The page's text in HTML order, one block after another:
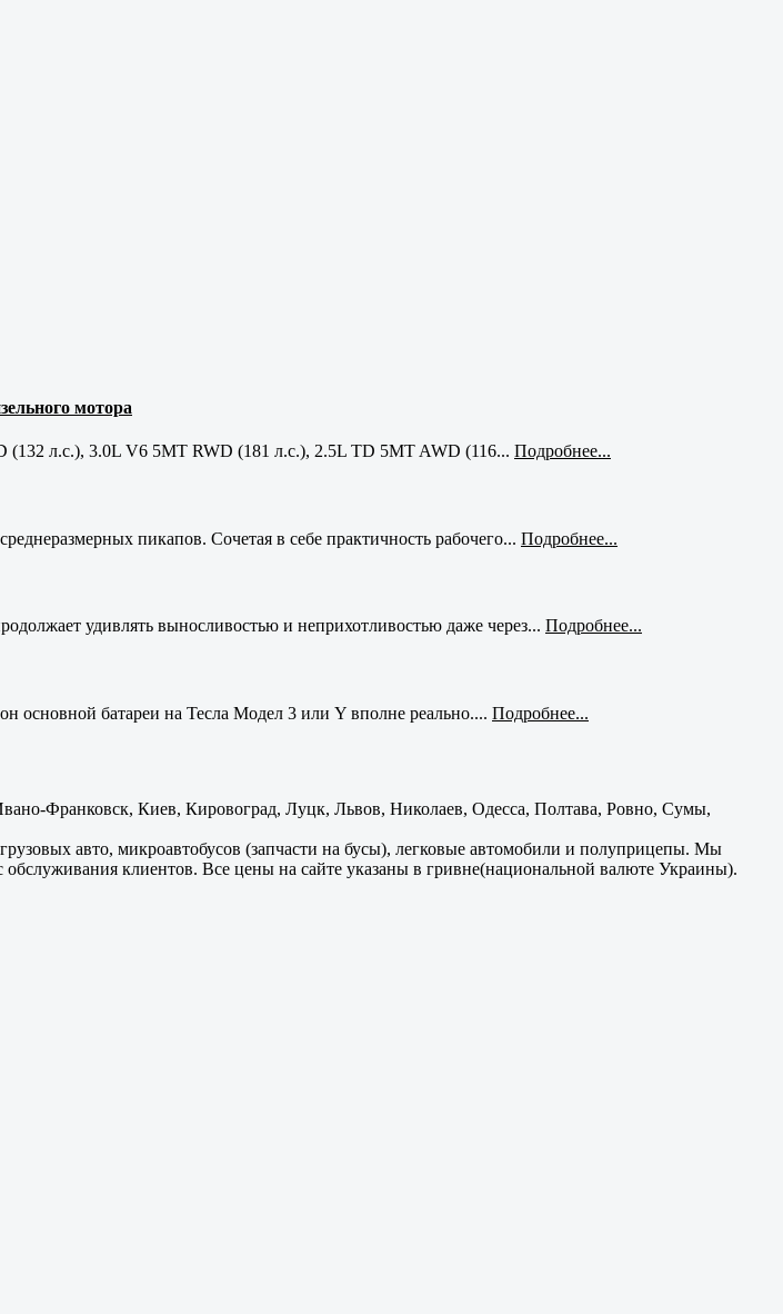
мотора
л.с.), 3.0L V6 5MT RWD (181 л.с.), 2.5L TD 5MT AWD (116... Подробнее...
пикапов. Сочетая в себе практичность рабочего... Подробнее...
удивлять выносливостью и неприхотливостью даже через... Подробнее...
основной батареи на Тесла Модел 3 или Y вполне реально.... Подробнее...
Франковск, Киев, Кировоград, Луцк, Львов, Николаев, Одесса, Полтава, Ровно, Сумы,
авто, микроавтобусов (запчасти на бусы), легковые автомобили и полуприцепы. Мы
клиентов. Все цены на сайте указаны в гривне(национальной валюте Украины).